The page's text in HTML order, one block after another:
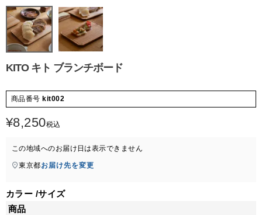
KITO キト ブランチボード
商品番号 kit002
¥8,250税込
この地域へのお届け日は表示できません
東京都お届け先を変更
カラー サイズ
商品